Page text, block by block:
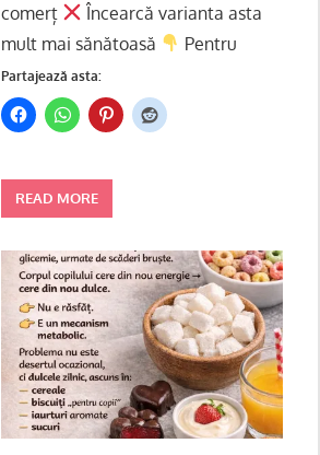
comerț
Încearcă varianta asta
mult mai sănătoasă
Pentru
Partajează asta:
READ MORE